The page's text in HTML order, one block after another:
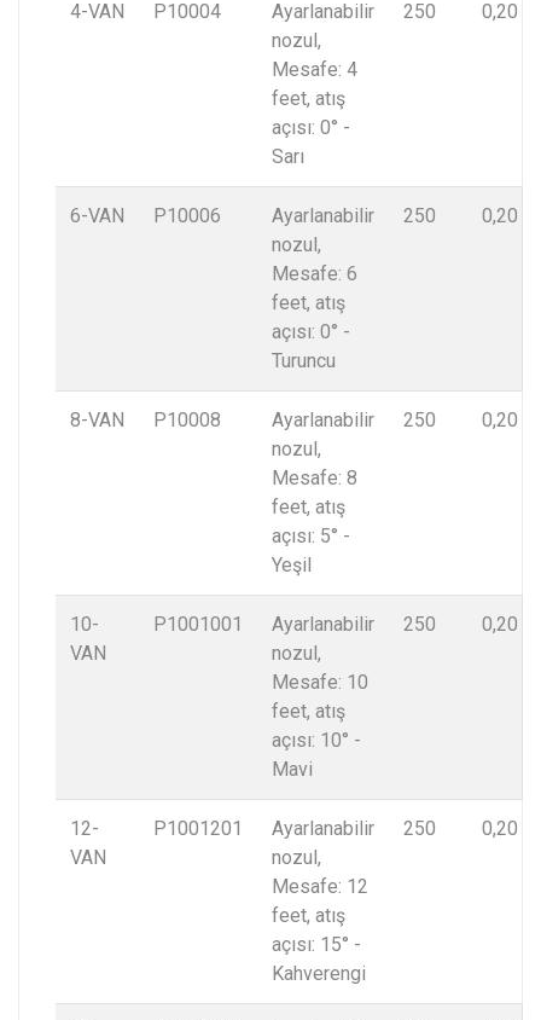
4-VAN P10004
Ayarlanabilir
nozul,
Mesafe: 4
feet, atış
açısı: 0° -
Sarı
250 0,20
6-VAN P10006
Ayarlanabilir
nozul,
Mesafe: 6
feet, atış
açısı: 0° -
Turuncu
250 0,20
8-VAN P10008
Ayarlanabilir
nozul,
Mesafe: 8
feet, atış
açısı: 5° -
Yeşil
250 0,20
10-
VAN
P1001001
Ayarlanabilir
nozul,
Mesafe: 10
feet, atış
açısı: 10° -
Mavi
250 0,20
12-
VAN
P1001201
Ayarlanabilir
nozul,
Mesafe: 12
feet, atış
açısı: 15° -
Kahverengi
250 0,20